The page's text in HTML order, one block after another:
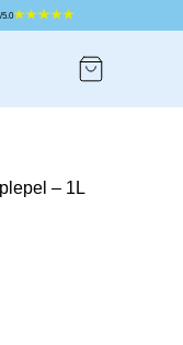
gemiddelde van 4.5/5.0
– 1L